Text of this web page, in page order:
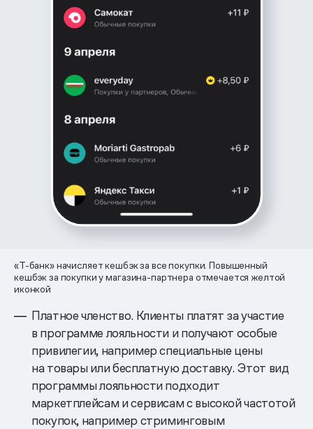
«Т-банк» начисляет кешбэк за все покупки. Повышенный
кешбэк за покупки у магазина-партнера отмечается желтой
иконкой
Платное членство. Клиенты платят за участие
в программе лояльности и получают особые
привилегии, например специальные цены
на товары или бесплатную доставку. Этот вид
программы лояльности подходит
маркетплейсам и сервисам с высокой частотой
покупок, например стриминговым